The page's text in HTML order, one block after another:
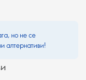
но не се
алтернативи!